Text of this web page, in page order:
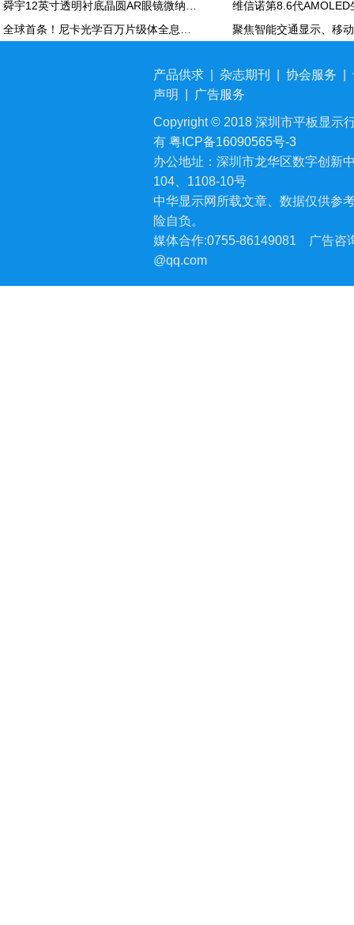
产品供求 杂志期刊 协会服务
声明
广告服务
Copyright © 2018 深圳市平板显示
有 粤ICP备16090565号-3
办公地址：深圳市龙华区数字创新
104、1108-10号
中华显示网所载文章、数据仅供参
险自负。
媒体合作:0755-86149081
广告咨
@qq.com